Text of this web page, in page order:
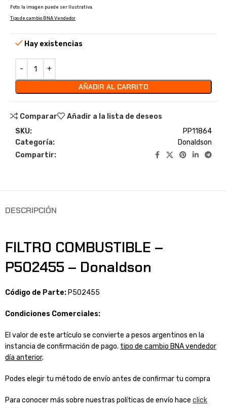
Foto: la imagen puede ser Ilustrativa.
Tipo de cambio BNA Vendedor
Hay existencias
AÑADIR AL CARRITO
Comparar
Añadir a la lista de deseos
SKU:
PP11864
Categoría:
Donaldson
Compartir:
DESCRIPCIÓN
FILTRO COMBUSTIBLE –
P502455 – Donaldson
Código de Parte: P502455
Condiciones Comerciales:
El valor de este artículo se convierte a pesos argentinos en la
instancia de confirmación de pago. tipo de cambio BNA vendedor
día anterior.
Podes elegir tu método de envío antes de confirmar tu compra
Para conocer más sobre nuestras políticas de envío hace click